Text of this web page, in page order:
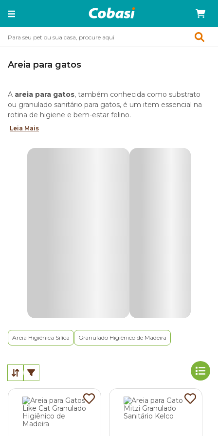
Areia para gatos
A areia para gatos, também conhecida como substrato
ou granulado sanitário para gatos, é um item essencial na
rotina de higiene e bem-estar felino.
manter a sua casa sempre limpa e cheirosa.
que os felinos reproduzam esse hábito no ambiente
doméstico!
preferem fazer suas necessidades em um espaço só deles,
de preferência com um bom controle de odor.
E quando associados a uma caixa de areia de qualidade, os
granulados sanitários oferecem tudo o que esses pets
adoram, funcionando literalmente como obanheiro do
gato
Leia Mais
Areia Higiênica Silíca Granulado Higiênico de Madeira